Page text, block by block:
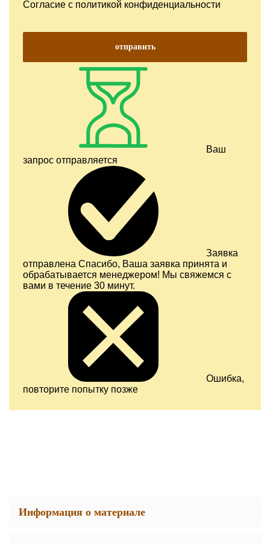
Согласие с политикой конфиденциальности
отправить
Ваш
запрос отправляется
Заявка
отправлена Спасибо, Ваша заявка принята и
обрабатывается менеджером! Мы свяжемся с
вами в течение 30 минут.
Ошибка,
повторите попытку позже
Информация о материале